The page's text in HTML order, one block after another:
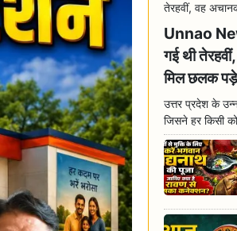
Unnao
गई थी
मिल छलक
उत्तर प्रदेश के
जिसने हर किसी